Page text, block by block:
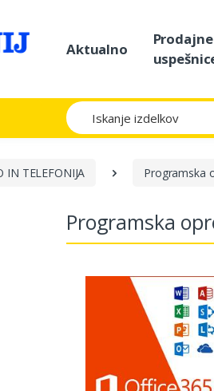
Aktualno
Prodajne
Iskanje
IN TELEFONIJA Programska
Programska